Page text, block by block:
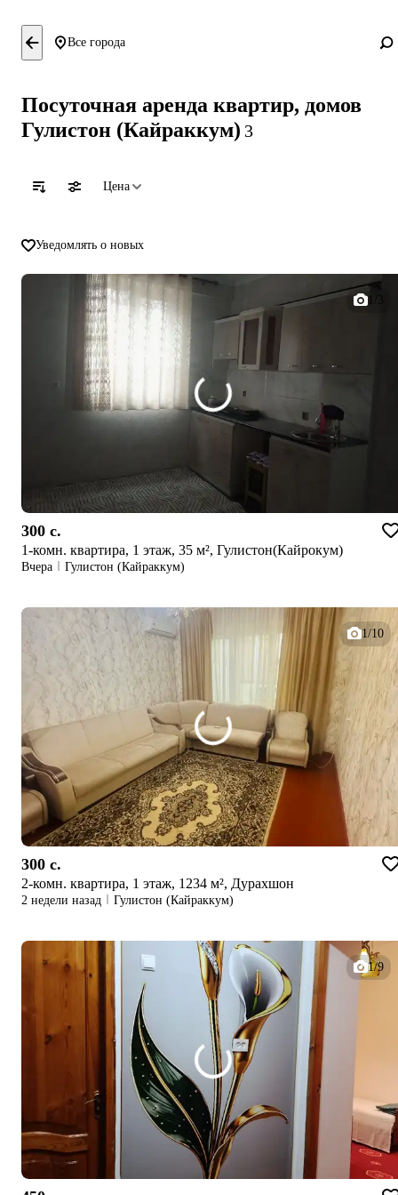
Все города
Посуточная аренда квартир, домов
Гулистон (Кайраккум) 3
Цена
Уведомлять о новых
300 c.
1-комн. квартира, 1 этаж, 35 м², Гулистон(Кайрокум)
Вчера Гулистон (Кайраккум)
1/10
300 c.
2-комн. квартира, 1 этаж, 1234 м², Дурахшон
2 недели назад Гулистон (Кайраккум)
1/9